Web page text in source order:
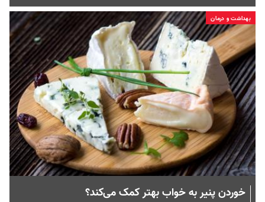
بهداشت و درمان
خوردن پنیر به خواب بهتر کمک می‌کند؟